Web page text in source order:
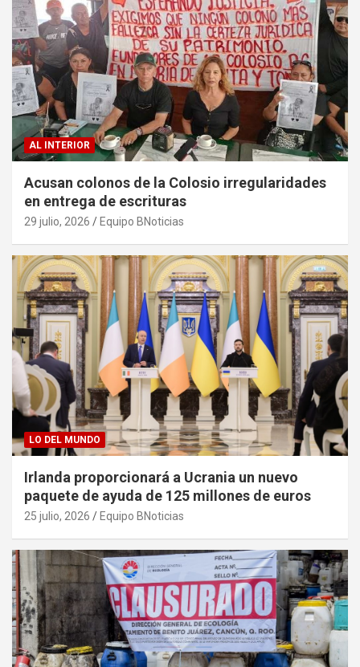
AL INTERIOR
Acusan colonos de la Colosio irregularidades
en entrega de escrituras
29 julio, 2026 Equipo BNoticias
LO DEL MUNDO
Irlanda proporcionará a Ucrania un nuevo
paquete de ayuda de 125 millones de euros
25 julio, 2026 Equipo BNoticias